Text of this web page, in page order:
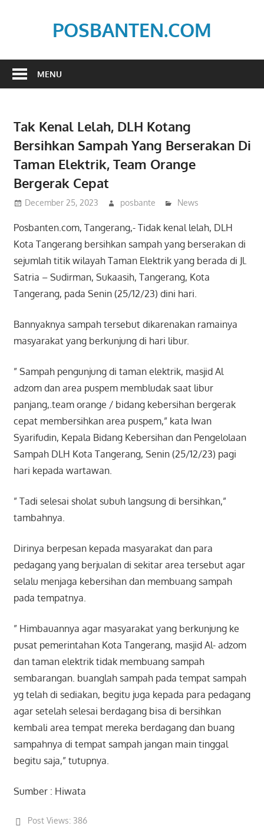
POSBANTEN.COM
Dan
MENU
Tak Kenal Lelah, DLH Kotang
Bersihkan Sampah Yang Berserakan Di
Taman Elektrik, Team Orange
Bergerak Cepat
December 25, 2023 posbante News
Posbanten.com, Tangerang,- Tidak kenal lelah, DLH
Kota Tangerang bersihkan sampah yang berserakan di
sejumlah titik wilayah Taman Elektrik yang berada di Jl.
Satria – Sudirman, Sukaasih, Tangerang, Kota
Tangerang, pada Senin (25/12/23) dini hari.
Bannyaknya sampah tersebut dikarenakan ramainya
masyarakat yang berkunjung di hari libur.
” Sampah pengunjung di taman elektrik, masjid Al
adzom dan area puspem membludak saat libur
panjang,.team orange / bidang kebersihan bergerak
cepat membersihkan area puspem,” kata Iwan
Syarifudin, Kepala Bidang Kebersihan dan Pengelolaan
Sampah DLH Kota Tangerang, Senin (25/12/23) pagi
hari kepada wartawan.
” Tadi selesai sholat subuh langsung di bersihkan,”
tambahnya.
Dirinya berpesan kepada masyarakat dan para
pedagang yang berjualan di sekitar area tersebut agar
selalu menjaga kebersihan dan membuang sampah
pada tempatnya.
” Himbauannya agar masyarakat yang berkunjung ke
pusat pemerintahan Kota Tangerang, masjid Al- adzom
dan taman elektrik tidak membuang sampah
sembarangan. buanglah sampah pada tempat sampah
yg telah di sediakan, begitu juga kepada para pedagang
agar setelah selesai berdagang bisa di bersihkan
kembali area tempat mereka berdagang dan buang
sampahnya di tempat sampah jangan main tinggal
begitu saja,” tutupnya.
Sumber : Hiwata
Post Views: 386